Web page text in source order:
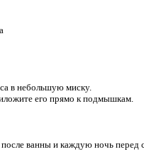
в небольшую миску.
его прямо к подмышкам.
ванны и каждую ночь перед